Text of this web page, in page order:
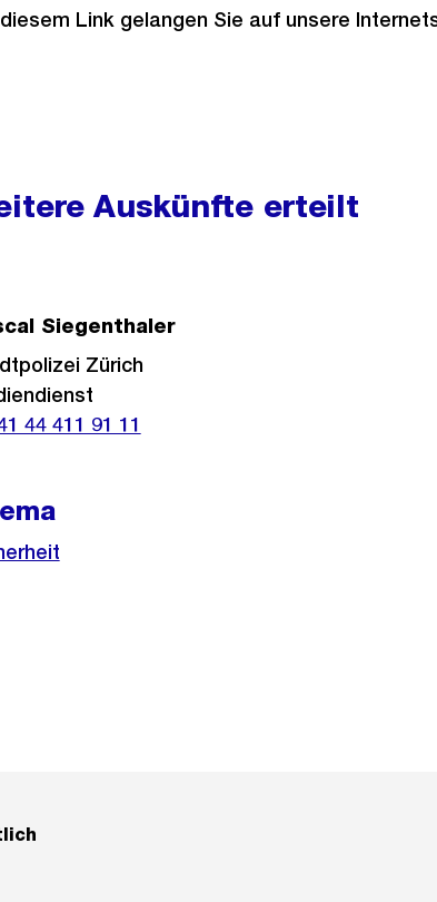
Link gelangen Sie auf unsere
Auskünfte erteilt
Siegenthaler
Zürich
44 411 91 11